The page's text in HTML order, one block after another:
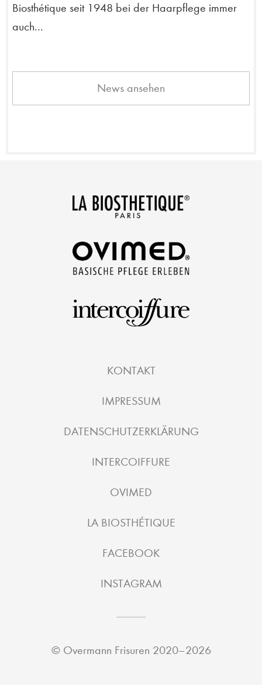
Biosthétique seit 1948 bei der Haarpflege immer
auch...
News ansehen
KONTAKT
IMPRESSUM
DATENSCHUTZERKLÄRUNG
INTERCOIFFURE
OVIMED
LA BIOSTHÉTIQUE
FACEBOOK
INSTAGRAM
© Overmann Frisuren 2020–2026